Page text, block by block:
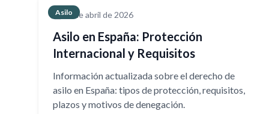
Asilo20 de abril de 2026
Asilo en España: Protección
Internacional y Requisitos
Información actualizada sobre el derecho de
asilo en España: tipos de protección, requisitos,
plazos y motivos de denegación.